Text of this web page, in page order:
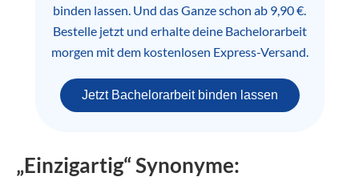
binden lassen. Und das Ganze schon ab 9,90 €.
Bestelle jetzt und erhalte deine Bachelorarbeit
morgen mit dem kostenlosen Express-Versand.
Jetzt Bachelorarbeit binden lassen
„Einzigartig“ Synonyme: